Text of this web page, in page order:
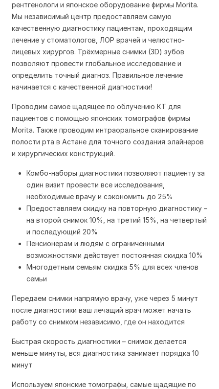
рентгенологи и японское оборудование фирмы Morita.
Мы независимый центр предоставляем самую
качественную диагностику пациентам, проходящим
лечение у стоматологов, ЛОР врачей и челюстно-
лицевых хирургов. Трёхмерные снимки (3D) зубов
позволяют провести глобальное исследование и
определить точный диагноз. Правильное лечение
начинается с качественной диагностики!
Проводим самое щадящее по облучению КТ для
пациентов с помощью японских томографов фирмы
Morita. Также проводим интраоральное сканирование
полости рта в Астане для точного создания элайнеров
и хирургических конструкций.
Комбо-наборы диагностики позволяют пациенту за
один визит провести все исследования,
необходимые врачу и сэкономить до 25%
Предоставляем скидку на повторную диагностику –
на второй снимок 10%, на третий 15%, на четвертый
и последующий 20%
Пенсионерам и людям с ограниченными
возможностями действует постоянная скидка 10%
Многодетным семьям скидка 5% для всех членов
семьи
Передаем снимки напрямую врачу, уже через 5 минут
после диагностики ваш лечащий врач может начать
работу со снимком независимо, где он находится
Быстрая скорость диагностики – снимок делается
меньше минуты, вся диагностика занимает порядка 10
минут
Используем японские томографы, самые щадящие по